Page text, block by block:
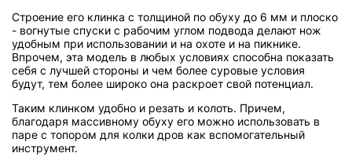
Строение его клинка с толщиной по обуху до 6 мм и плоско
- вогнутые спуски с рабочим углом подвода делают нож
удобным при использовании и на охоте и на пикнике.
Впрочем, эта модель в любых условиях способна показать
себя с лучшей стороны и чем более суровые условия
будут, тем более широко она раскроет свой потенциал.
Таким клинком удобно и резать и колоть. Причем,
благодаря массивному обуху его можно использовать в
паре с топором для колки дров как вспомогательный
инструмент.